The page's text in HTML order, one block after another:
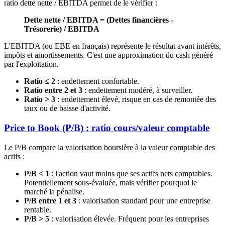
ratio dette nette / EBITDA permet de le vérifier :
Dette nette / EBITDA = (Dettes financières -
Trésorerie) / EBITDA
L'EBITDA (ou EBE en français) représente le résultat avant intérêts,
impôts et amortissements. C'est une approximation du cash généré
par l'exploitation.
Ratio ≤ 2 : endettement confortable.
Ratio entre 2 et 3 : endettement modéré, à surveiller.
Ratio > 3 : endettement élevé, risque en cas de remontée des
taux ou de baisse d'activité.
Price to Book (P/B) : ratio cours/valeur comptable
Le P/B compare la valorisation boursière à la valeur comptable des
actifs :
P/B < 1 : l'action vaut moins que ses actifs nets comptables.
Potentiellement sous-évaluée, mais vérifier pourquoi le
marché la pénalise.
P/B entre 1 et 3 : valorisation standard pour une entreprise
rentable.
P/B > 5 : valorisation élevée. Fréquent pour les entreprises